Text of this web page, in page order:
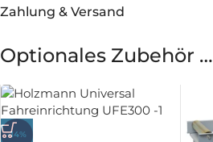
Zahlung & Versand
Optionales Zubehör …
-14%